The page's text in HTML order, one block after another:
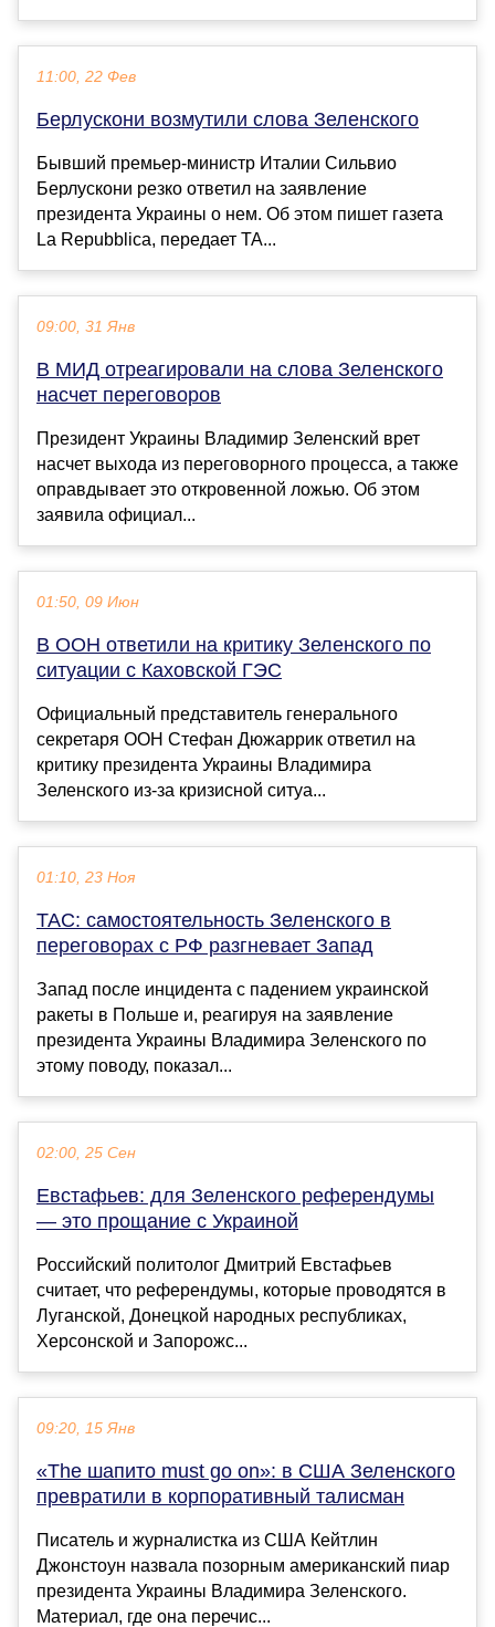
11:00, 22 Фев
Берлускони возмутили слова Зеленского
Бывший премьер-министр Италии Сильвио
Берлускони резко ответил на заявление
президента Украины о нем. Об этом пишет газета
La Repubblica, передает ТА...
09:00, 31 Янв
В МИД отреагировали на слова Зеленского
насчет переговоров
Президент Украины Владимир Зеленский врет
насчет выхода из переговорного процесса, а также
оправдывает это откровенной ложью. Об этом
заявила официал...
01:50, 09 Июн
В ООН ответили на критику Зеленского по
ситуации с Каховской ГЭС
Официальный представитель генерального
секретаря ООН Стефан Дюжаррик ответил на
критику президента Украины Владимира
Зеленского из-за кризисной ситуа...
01:10, 23 Ноя
TAC: самостоятельность Зеленского в
переговорах с РФ разгневает Запад
Запад после инцидента с падением украинской
ракеты в Польше и, реагируя на заявление
президента Украины Владимира Зеленского по
этому поводу, показал...
02:00, 25 Сен
Евстафьев: для Зеленского референдумы
— это прощание с Украиной
Российский политолог Дмитрий Евстафьев
считает, что референдумы, которые проводятся в
Луганской, Донецкой народных республиках,
Херсонской и Запорожс...
09:20, 15 Янв
«The шапито must go on»: в США Зеленского
превратили в корпоративный талисман
Писатель и журналистка из США Кейтлин
Джонстоун назвала позорным американский пиар
президента Украины Владимира Зеленского.
Материал, где она перечис...